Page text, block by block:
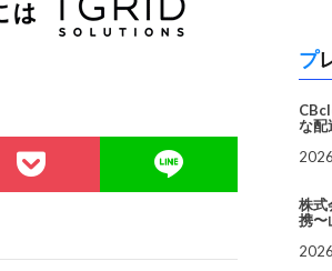
な配
株式
携〜